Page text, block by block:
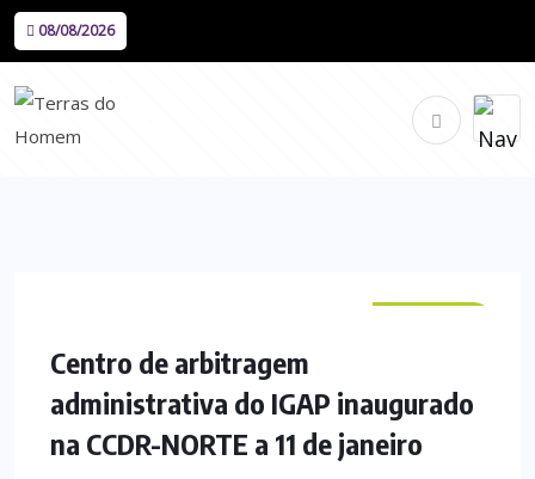
08/08/2026
Centro de arbitragem
administrativa do IGAP inaugurado
na CCDR-NORTE a 11 de janeiro